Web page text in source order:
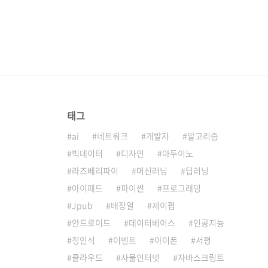
태그
ai 네트워크 개발자
알고리즘
빅데이터
디자인
아두이노
라즈베리파이
머신러닝
딥러닝
아이패드
파이썬
프로그래밍
Jpub
배장열
제이펍
안드로이드
데이터베이스
인공지능
정인식
이벤트 아이폰
서평
클라우드
사물인터넷 자바스크립트